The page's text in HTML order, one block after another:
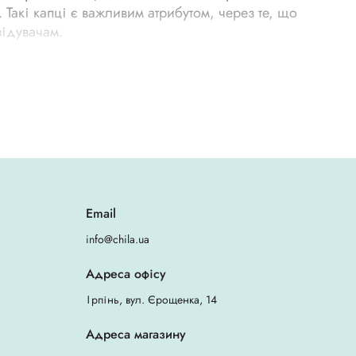
капці є важливим атрибутом, через те, що
би наступним чином:
через те, що саме цей матеріал здатний не
під час використання.
Email
info@chila.ua
Адреса офісу
Ірпінь, вул. Єрощенка, 14
Адреса магазину